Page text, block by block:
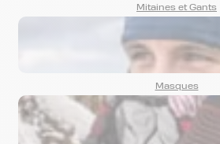
Mitaines et Gants
Masques